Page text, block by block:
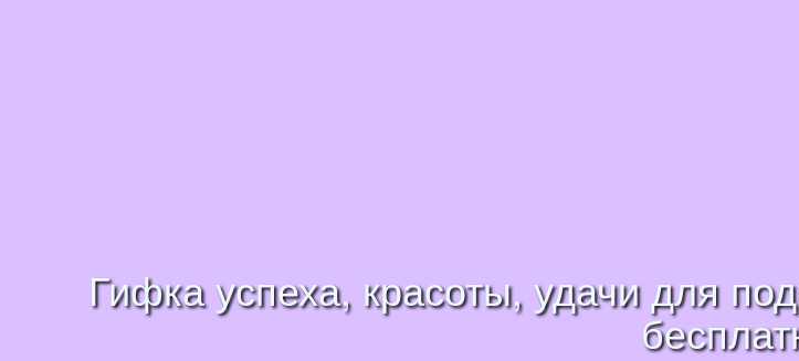
Гифка успеха, красоты, удачи для